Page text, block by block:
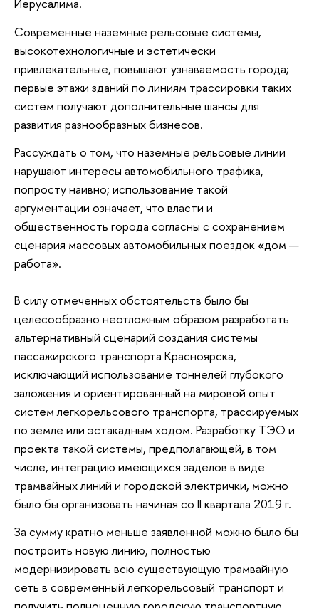
Современные наземные рельсовые системы,
высокотехнологичные и эстетически
привлекательные, повышают узнаваемость города;
первые этажи зданий по линиям трассировки таких
систем получают дополнительные шансы для
развития разнообразных бизнесов.
Рассуждать о том, что наземные рельсовые линии
нарушают интересы автомобильного трафика,
попросту наивно; использование такой
аргументации означает, что власти и
общественность города согласны с сохранением
сценария массовых автомобильных поездок «дом —
работа».
В силу отмеченных обстоятельств было бы
целесообразно неотложным образом разработать
альтернативный сценарий создания системы
пассажирского транспорта Красноярска,
исключающий использование тоннелей глубокого
заложения и ориентированный на мировой опыт
систем легкорельсового транспорта, трассируемых
по земле или эстакадным ходом. Разработку ТЭО и
проекта такой системы, предполагающей, в том
числе, интеграцию имеющихся заделов в виде
трамвайных линий и городской электрички, можно
было бы организовать начиная со II квартала 2019 г.
За сумму кратно меньше заявленной можно было бы
построить новую линию, полностью
модернизировать всю существующую трамвайную
сеть в современный легкорельсовый транспорт и